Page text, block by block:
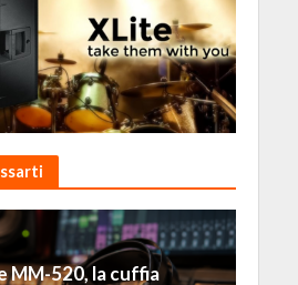
MM-520, la cuffia